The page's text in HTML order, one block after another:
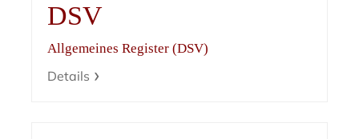
DSV
Allgemeines Register (DSV)
Details